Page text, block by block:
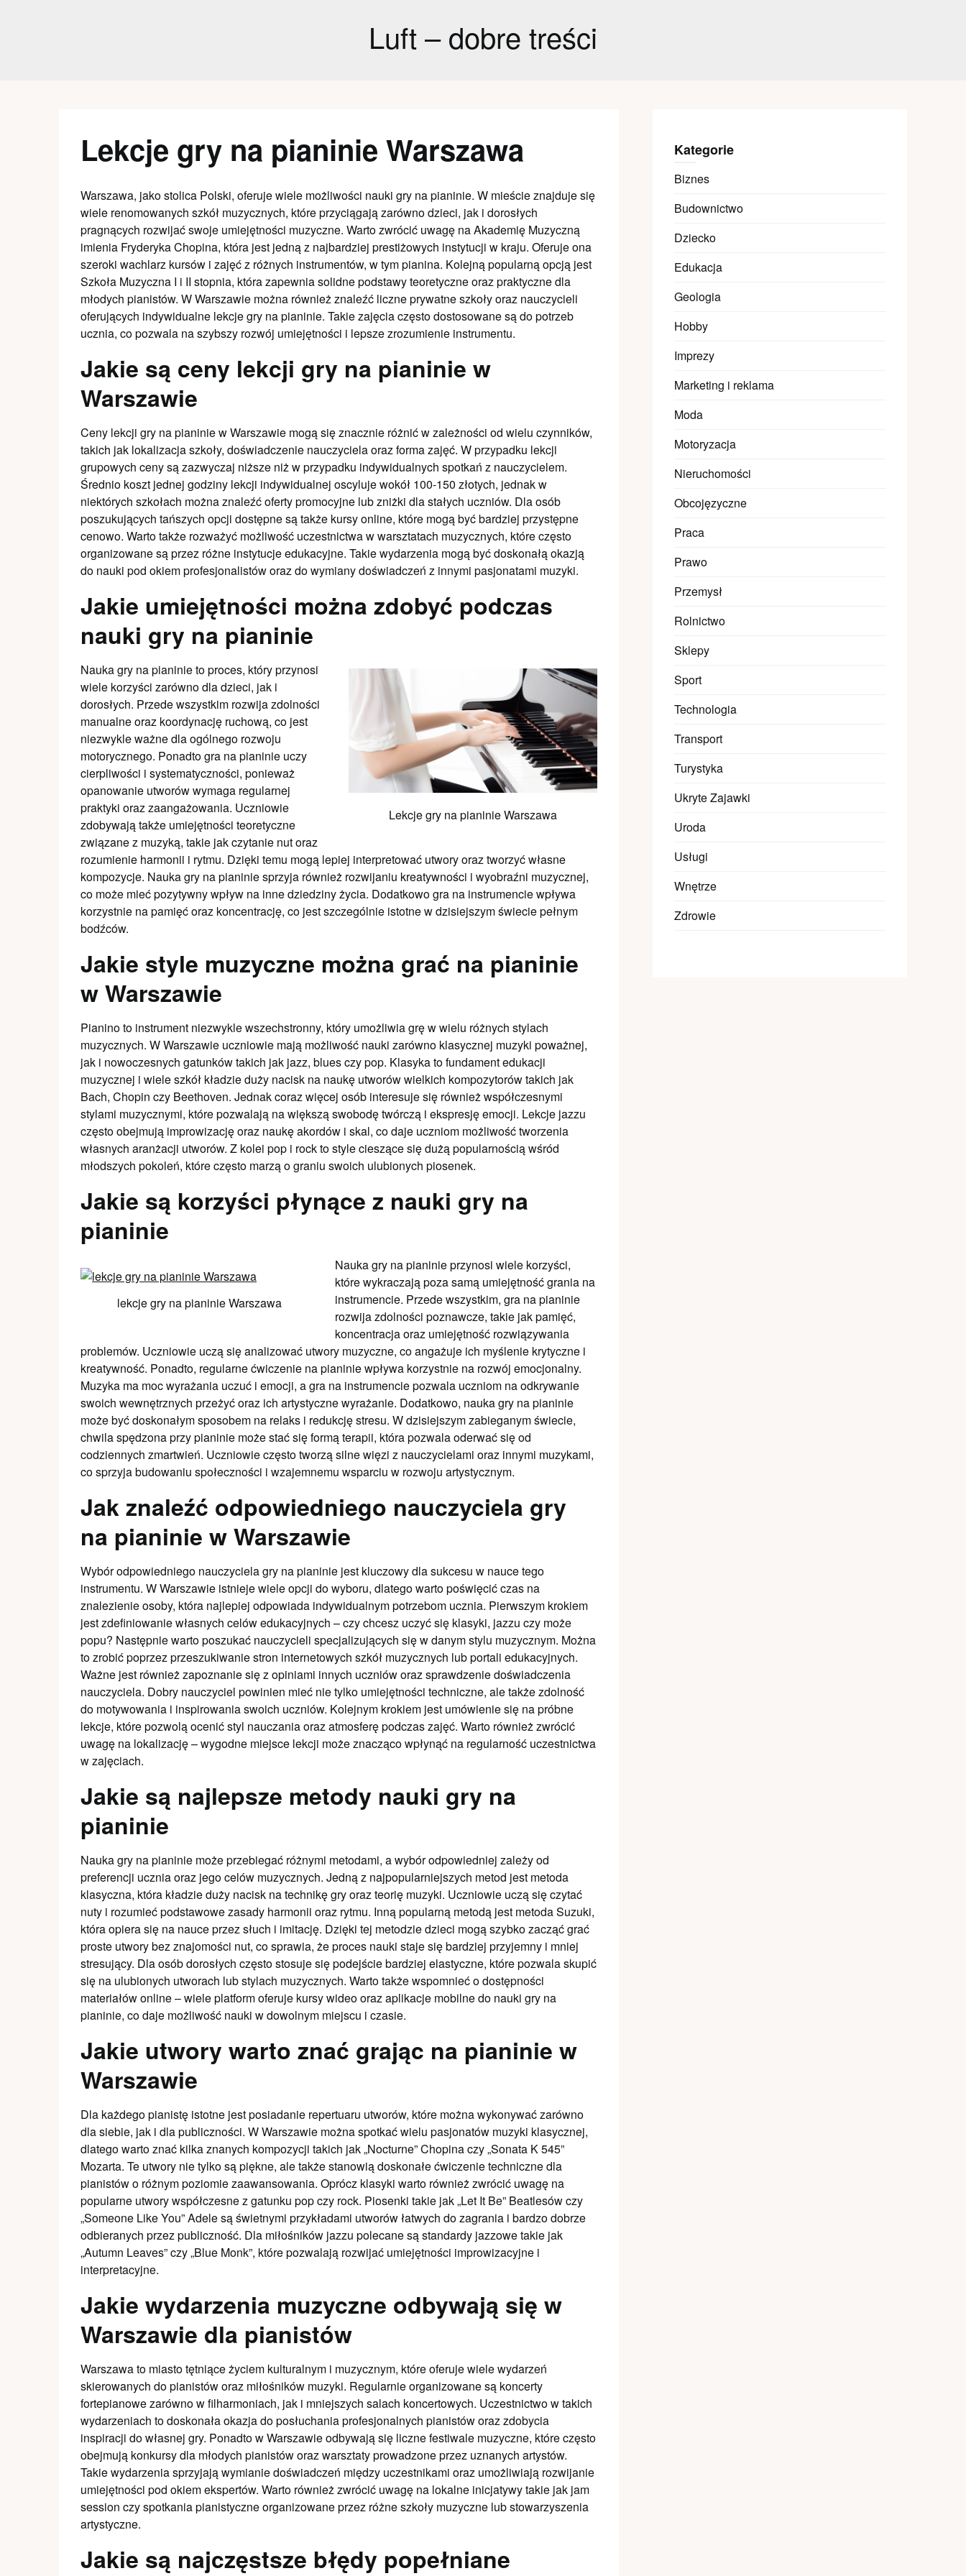
Luft – dobre treści
Lekcje gry na pianinie Warszawa
Warszawa, jako stolica Polski, oferuje wiele możliwości nauki gry na pianinie. W mieście znajduje się
wiele renomowanych szkół muzycznych, które przyciągają zarówno dzieci, jak i dorosłych
pragnących rozwijać swoje umiejętności muzyczne. Warto zwrócić uwagę na Akademię Muzyczną
imienia Fryderyka Chopina, która jest jedną z najbardziej prestiżowych instytucji w kraju. Oferuje ona
szeroki wachlarz kursów i zajęć z różnych instrumentów, w tym pianina. Kolejną popularną opcją jest
Szkoła Muzyczna I i II stopnia, która zapewnia solidne podstawy teoretyczne oraz praktyczne dla
młodych pianistów. W Warszawie można również znaleźć liczne prywatne szkoły oraz nauczycieli
oferujących indywidualne lekcje gry na pianinie. Takie zajęcia często dostosowane są do potrzeb
ucznia, co pozwala na szybszy rozwój umiejętności i lepsze zrozumienie instrumentu.
Jakie są ceny lekcji gry na pianinie w
Warszawie
Ceny lekcji gry na pianinie w Warszawie mogą się znacznie różnić w zależności od wielu czynników,
takich jak lokalizacja szkoły, doświadczenie nauczyciela oraz forma zajęć. W przypadku lekcji
grupowych ceny są zazwyczaj niższe niż w przypadku indywidualnych spotkań z nauczycielem.
Średnio koszt jednej godziny lekcji indywidualnej oscyluje wokół 100-150 złotych, jednak w
niektórych szkołach można znaleźć oferty promocyjne lub zniżki dla stałych uczniów. Dla osób
poszukujących tańszych opcji dostępne są także kursy online, które mogą być bardziej przystępne
cenowo. Warto także rozważyć możliwość uczestnictwa w warsztatach muzycznych, które często
organizowane są przez różne instytucje edukacyjne. Takie wydarzenia mogą być doskonałą okazją
do nauki pod okiem profesjonalistów oraz do wymiany doświadczeń z innymi pasjonatami muzyki.
Jakie umiejętności można zdobyć podczas
nauki gry na pianinie
Lekcje gry na pianinie Warszawa
Nauka gry na pianinie to proces, który przynosi
wiele korzyści zarówno dla dzieci, jak i
dorosłych. Przede wszystkim rozwija zdolności
manualne oraz koordynację ruchową, co jest
niezwykle ważne dla ogólnego rozwoju
motorycznego. Ponadto gra na pianinie uczy
cierpliwości i systematyczności, ponieważ
opanowanie utworów wymaga regularnej
praktyki oraz zaangażowania. Uczniowie
zdobywają także umiejętności teoretyczne
związane z muzyką, takie jak czytanie nut oraz
rozumienie harmonii i rytmu. Dzięki temu mogą lepiej interpretować utwory oraz tworzyć własne
kompozycje. Nauka gry na pianinie sprzyja również rozwijaniu kreatywności i wyobraźni muzycznej,
co może mieć pozytywny wpływ na inne dziedziny życia. Dodatkowo gra na instrumencie wpływa
korzystnie na pamięć oraz koncentrację, co jest szczególnie istotne w dzisiejszym świecie pełnym
bodźców.
Jakie style muzyczne można grać na pianinie
w Warszawie
Pianino to instrument niezwykle wszechstronny, który umożliwia grę w wielu różnych stylach
muzycznych. W Warszawie uczniowie mają możliwość nauki zarówno klasycznej muzyki poważnej,
jak i nowoczesnych gatunków takich jak jazz, blues czy pop. Klasyka to fundament edukacji
muzycznej i wiele szkół kładzie duży nacisk na naukę utworów wielkich kompozytorów takich jak
Bach, Chopin czy Beethoven. Jednak coraz więcej osób interesuje się również współczesnymi
stylami muzycznymi, które pozwalają na większą swobodę twórczą i ekspresję emocji. Lekcje jazzu
często obejmują improwizację oraz naukę akordów i skal, co daje uczniom możliwość tworzenia
własnych aranżacji utworów. Z kolei pop i rock to style cieszące się dużą popularnością wśród
młodszych pokoleń, które często marzą o graniu swoich ulubionych piosenek.
Jakie są korzyści płynące z nauki gry na
pianinie
lekcje gry na pianinie Warszawa
Nauka gry na pianinie przynosi wiele korzyści,
które wykraczają poza samą umiejętność grania na
instrumencie. Przede wszystkim, gra na pianinie
rozwija zdolności poznawcze, takie jak pamięć,
koncentracja oraz umiejętność rozwiązywania
problemów. Uczniowie uczą się analizować utwory muzyczne, co angażuje ich myślenie krytyczne i
kreatywność. Ponadto, regularne ćwiczenie na pianinie wpływa korzystnie na rozwój emocjonalny.
Muzyka ma moc wyrażania uczuć i emocji, a gra na instrumencie pozwala uczniom na odkrywanie
swoich wewnętrznych przeżyć oraz ich artystyczne wyrażanie. Dodatkowo, nauka gry na pianinie
może być doskonałym sposobem na relaks i redukcję stresu. W dzisiejszym zabieganym świecie,
chwila spędzona przy pianinie może stać się formą terapii, która pozwala oderwać się od
codziennych zmartwień. Uczniowie często tworzą silne więzi z nauczycielami oraz innymi muzykami,
co sprzyja budowaniu społeczności i wzajemnemu wsparciu w rozwoju artystycznym.
Jak znaleźć odpowiedniego nauczyciela gry
na pianinie w Warszawie
Wybór odpowiedniego nauczyciela gry na pianinie jest kluczowy dla sukcesu w nauce tego
instrumentu. W Warszawie istnieje wiele opcji do wyboru, dlatego warto poświęcić czas na
znalezienie osoby, która najlepiej odpowiada indywidualnym potrzebom ucznia. Pierwszym krokiem
jest zdefiniowanie własnych celów edukacyjnych – czy chcesz uczyć się klasyki, jazzu czy może
popu? Następnie warto poszukać nauczycieli specjalizujących się w danym stylu muzycznym. Można
to zrobić poprzez przeszukiwanie stron internetowych szkół muzycznych lub portali edukacyjnych.
Ważne jest również zapoznanie się z opiniami innych uczniów oraz sprawdzenie doświadczenia
nauczyciela. Dobry nauczyciel powinien mieć nie tylko umiejętności techniczne, ale także zdolność
do motywowania i inspirowania swoich uczniów. Kolejnym krokiem jest umówienie się na próbne
lekcje, które pozwolą ocenić styl nauczania oraz atmosferę podczas zajęć. Warto również zwrócić
uwagę na lokalizację – wygodne miejsce lekcji może znacząco wpłynąć na regularność uczestnictwa
w zajęciach.
Jakie są najlepsze metody nauki gry na
pianinie
Nauka gry na pianinie może przebiegać różnymi metodami, a wybór odpowiedniej zależy od
preferencji ucznia oraz jego celów muzycznych. Jedną z najpopularniejszych metod jest metoda
klasyczna, która kładzie duży nacisk na technikę gry oraz teorię muzyki. Uczniowie uczą się czytać
nuty i rozumieć podstawowe zasady harmonii oraz rytmu. Inną popularną metodą jest metoda Suzuki,
która opiera się na nauce przez słuch i imitację. Dzięki tej metodzie dzieci mogą szybko zacząć grać
proste utwory bez znajomości nut, co sprawia, że proces nauki staje się bardziej przyjemny i mniej
stresujący. Dla osób dorosłych często stosuje się podejście bardziej elastyczne, które pozwala skupić
się na ulubionych utworach lub stylach muzycznych. Warto także wspomnieć o dostępności
materiałów online – wiele platform oferuje kursy wideo oraz aplikacje mobilne do nauki gry na
pianinie, co daje możliwość nauki w dowolnym miejscu i czasie.
Jakie utwory warto znać grając na pianinie w
Warszawie
Dla każdego pianistę istotne jest posiadanie repertuaru utworów, które można wykonywać zarówno
dla siebie, jak i dla publiczności. W Warszawie można spotkać wielu pasjonatów muzyki klasycznej,
dlatego warto znać kilka znanych kompozycji takich jak „Nocturne” Chopina czy „Sonata K 545”
Mozarta. Te utwory nie tylko są piękne, ale także stanowią doskonałe ćwiczenie techniczne dla
pianistów o różnym poziomie zaawansowania. Oprócz klasyki warto również zwrócić uwagę na
popularne utwory współczesne z gatunku pop czy rock. Piosenki takie jak „Let It Be” Beatlesów czy
„Someone Like You” Adele są świetnymi przykładami utworów łatwych do zagrania i bardzo dobrze
odbieranych przez publiczność. Dla miłośników jazzu polecane są standardy jazzowe takie jak
„Autumn Leaves” czy „Blue Monk”, które pozwalają rozwijać umiejętności improwizacyjne i
interpretacyjne.
Jakie wydarzenia muzyczne odbywają się w
Warszawie dla pianistów
Warszawa to miasto tętniące życiem kulturalnym i muzycznym, które oferuje wiele wydarzeń
skierowanych do pianistów oraz miłośników muzyki. Regularnie organizowane są koncerty
fortepianowe zarówno w filharmoniach, jak i mniejszych salach koncertowych. Uczestnictwo w takich
wydarzeniach to doskonała okazja do posłuchania profesjonalnych pianistów oraz zdobycia
inspiracji do własnej gry. Ponadto w Warszawie odbywają się liczne festiwale muzyczne, które często
obejmują konkursy dla młodych pianistów oraz warsztaty prowadzone przez uznanych artystów.
Takie wydarzenia sprzyjają wymianie doświadczeń między uczestnikami oraz umożliwiają rozwijanie
umiejętności pod okiem ekspertów. Warto również zwrócić uwagę na lokalne inicjatywy takie jak jam
session czy spotkania pianistyczne organizowane przez różne szkoły muzyczne lub stowarzyszenia
artystyczne.
Jakie są najczęstsze błędy popełniane
Kategorie
Biznes
Budownictwo
Dziecko
Edukacja
Geologia
Hobby
Imprezy
Marketing i reklama
Moda
Motoryzacja
Nieruchomości
Obcojęzyczne
Praca
Prawo
Przemysł
Rolnictwo
Sklepy
Sport
Technologia
Transport
Turystyka
Ukryte Zajawki
Uroda
Usługi
Wnętrze
Zdrowie